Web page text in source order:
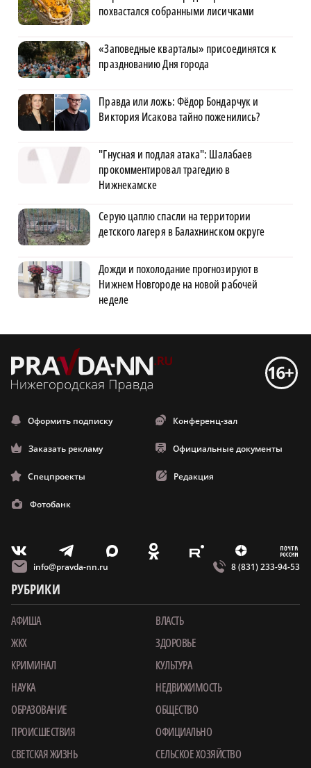
похвастался собранными лисичками
«Заповедные кварталы» присоединятся к
празднованию Дня города
Правда или ложь: Фёдор Бондарчук и
Виктория Исакова тайно поженились?
"Гнусная и подлая атака": Шалабаев
прокомментировал трагедию в
Нижнекамске
Серую цаплю спасли на территории
детского лагеря в Балахнинском округе
Дожди и похолодание прогнозируют в
Нижнем Новгороде на новой рабочей
неделе
Оформить подписку Конференц-зал
Заказать рекламу Официальные документы
Спецпроекты Редакция
Фотобанк
V T X O E Z m
info@pravda-nn.ru 8 (831) 233-94-53
РУБРИКИ
АФИША
ВЛАСТЬ
ЖКХ
ЗДОРОВЬЕ
КРИМИНАЛ
КУЛЬТУРА
НАУКА
НЕДВИЖИМОСТЬ
ОБРАЗОВАНИЕ
ОБЩЕСТВО
ПРОИСШЕСТВИЯ
ОФИЦИАЛЬНО
СВЕТСКАЯ ЖИЗНЬ
СЕЛЬСКОЕ ХОЗЯЙСТВО